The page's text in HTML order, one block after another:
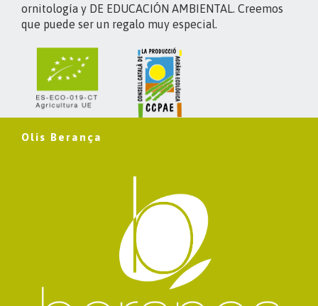
ornitología y DE EDUCACIÓN AMBIENTAL. Creemos
que puede ser un regalo muy especial.
Olis Berança